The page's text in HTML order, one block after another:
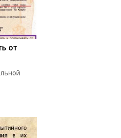
от